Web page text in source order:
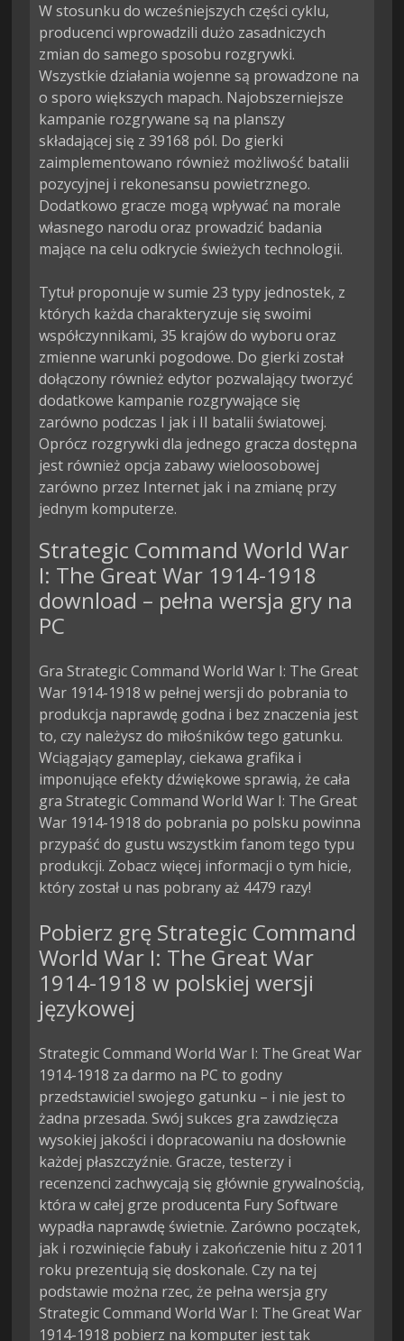
W stosunku do wcześniejszych części cyklu,
producenci wprowadzili dużo zasadniczych
zmian do samego sposobu rozgrywki.
Wszystkie działania wojenne są prowadzone na
o sporo większych mapach. Najobszerniejsze
kampanie rozgrywane są na planszy
składającej się z 39168 pól. Do gierki
zaimplementowano również możliwość batalii
pozycyjnej i rekonesansu powietrznego.
Dodatkowo gracze mogą wpływać na morale
własnego narodu oraz prowadzić badania
mające na celu odkrycie świeżych technologii.
Tytuł proponuje w sumie 23 typy jednostek, z
których każda charakteryzuje się swoimi
współczynnikami, 35 krajów do wyboru oraz
zmienne warunki pogodowe. Do gierki został
dołączony również edytor pozwalający tworzyć
dodatkowe kampanie rozgrywające się
zarówno podczas I jak i II batalii światowej.
Oprócz rozgrywki dla jednego gracza dostępna
jest również opcja zabawy wieloosobowej
zarówno przez Internet jak i na zmianę przy
jednym komputerze.
Strategic Command World War
I: The Great War 1914-1918
download – pełna wersja gry na
PC
Gra Strategic Command World War I: The Great
War 1914-1918 w pełnej wersji do pobrania to
produkcja naprawdę godna i bez znaczenia jest
to, czy należysz do miłośników tego gatunku.
Wciągający gameplay, ciekawa grafika i
imponujące efekty dźwiękowe sprawią, że cała
gra Strategic Command World War I: The Great
War 1914-1918 do pobrania po polsku powinna
przypaść do gustu wszystkim fanom tego typu
produkcji. Zobacz więcej informacji o tym hicie,
który został u nas pobrany aż 4479 razy!
Pobierz grę Strategic Command
World War I: The Great War
1914-1918 w polskiej wersji
językowej
Strategic Command World War I: The Great War
1914-1918 za darmo na PC to godny
przedstawiciel swojego gatunku – i nie jest to
żadna przesada. Swój sukces gra zawdzięcza
wysokiej jakości i dopracowaniu na dosłownie
każdej płaszczyźnie. Gracze, testerzy i
recenzenci zachwycają się głównie grywalnością,
która w całej grze producenta Fury Software
wypadła naprawdę świetnie. Zarówno początek,
jak i rozwinięcie fabuły i zakończenie hitu z 2011
roku prezentują się doskonale. Czy na tej
podstawie można rzec, że pełna wersja gry
Strategic Command World War I: The Great War
1914-1918 pobierz na komputer jest tak